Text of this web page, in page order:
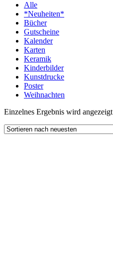
Alle
*Neuheiten*
Bücher
Gutscheine
Kalender
Karten
Keramik
Kinderbilder
Kunstdrucke
Poster
Weihnachten
Einzelnes Ergebnis wird angezeigt